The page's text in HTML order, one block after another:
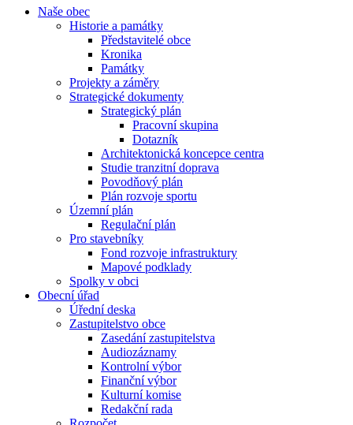
Naše obec
Historie a památky
Představitelé obce
Kronika
Památky
Projekty a záměry
Strategické dokumenty
Strategický plán
Pracovní skupina
Dotazník
Architektonická koncepce centra
Studie tranzitní doprava
Povodňový plán
Plán rozvoje sportu
Územní plán
Regulační plán
Pro stavebníky
Fond rozvoje infrastruktury
Mapové podklady
Spolky v obci
Obecní úřad
Úřední deska
Zastupitelstvo obce
Zasedání zastupitelstva
Audiozáznamy
Kontrolní výbor
Finanční výbor
Kulturní komise
Redakční rada